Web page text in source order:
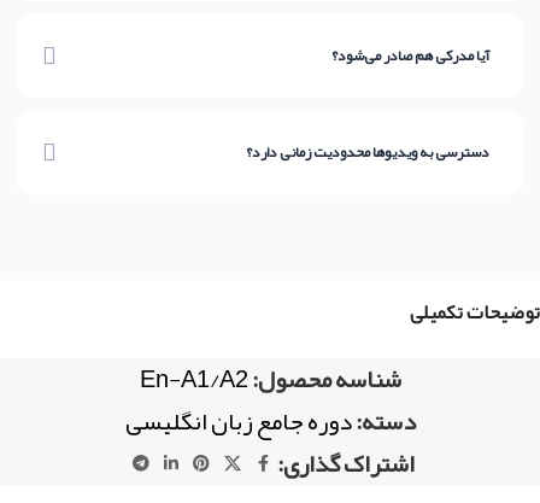
می‌دهد چقدر از مسیر را با موفقیت طی کرده‌اید.
آیا مدرکی هم صادر می‌شود؟
منطبق بر سطوح CEFR است به شما اعطا خواهد شد.
دسترسی به ویدیوها محدودیت زمانی دارد؟
توضیحات تکمیلی
شناسه محصول:En-A1/A2
دسته:دوره جامع زبان انگلیسی
اشتراک گذاری: